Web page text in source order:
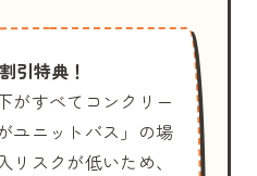
引特典！
がすべてコンクリー
ユニットバス」の場
スクが低いため、